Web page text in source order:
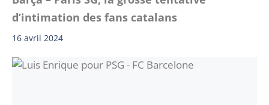
d’intimation des fans catalans
16 avril 2024